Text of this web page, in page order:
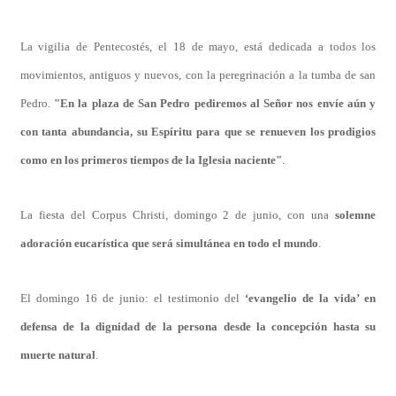
La vigilia de Pentecostés, el 18 de mayo, está dedicada a todos los
movimientos, antiguos y nuevos, con la peregrinación a la tumba de san
Pedro."En la plaza de San Pedro pediremos al Señor nos envíe aún y
con tanta abundancia, su Espíritu para que se renueven los prodigios
como en los primeros tiempos de la Iglesia naciente".
La fiesta del Corpus Christi, domingo 2 de junio, con unasolemne
adoración eucarística que será simultánea en todo el mundo.
El domingo 16 de junio: el testimonio del ‘evangelio de la vida’ en
defensa de la dignidad de la persona desde la concepción hasta su
muerte natural.